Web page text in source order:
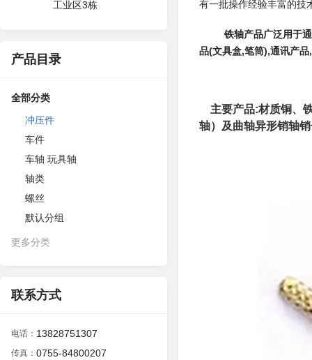
工业区3栋
产品目录
全部分类
冲压件
车件
车轴 玩具轴
轴类
螺丝
默认分组
更多分类
联系方式
电话： 13828751307
传真： 0755-84800207
有一批操作经验丰富的技
铁轴产品广泛用于
品(文具盒,笔筒),通讯产
主要产品:材质铜、
轴）及曲轴异形销轴